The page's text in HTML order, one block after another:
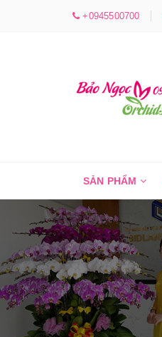
+0945500700
SẢN PHẨM